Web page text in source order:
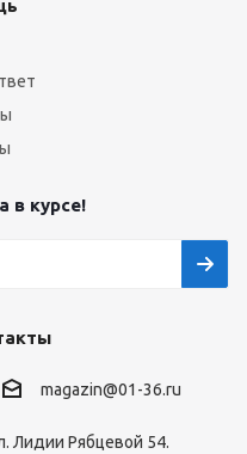
в курсе!
magazin@01-36.ru
Лидии Рябцевой 54.